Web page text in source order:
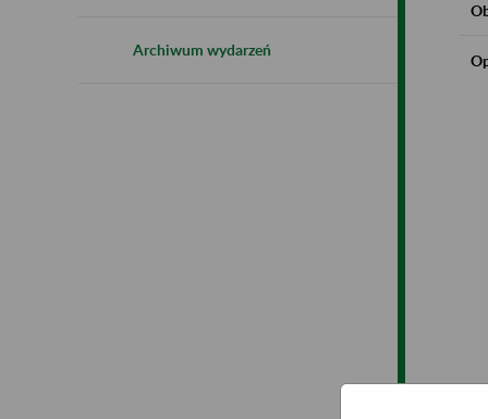
Archiwum wydarzeń